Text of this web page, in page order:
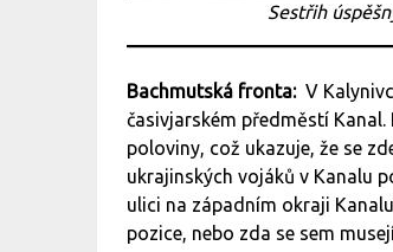
Sestřih
Bachmutská fronta: V
časivjarském předměstí Kanal.
poloviny, což ukazuje, že se
ukrajinských vojáků v Kanalu
ulici na západním okraji
pozice, nebo zda se sem